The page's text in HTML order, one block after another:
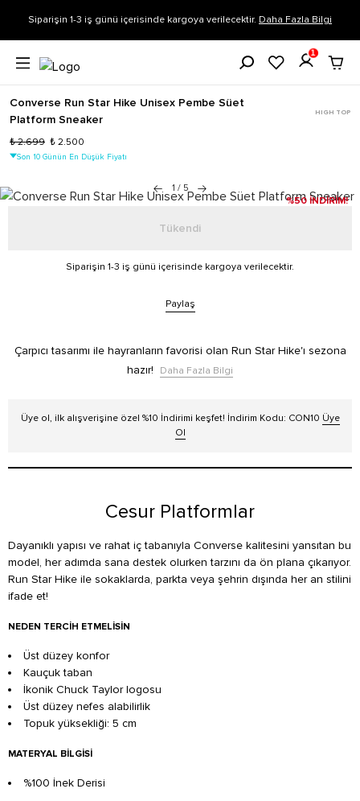
Siparişin 1-3 iş günü içerisinde kargoya verilecektir. Daha Fazla Bilgi
1
Converse Run Star Hike Unisex Pembe Süet
Platform Sneaker
HIGH TOP
₺ 2.699 ₺ 2.500
Son 10 Günün En Düşük Fiyatı
1 / 5
%50 İNDİRİM!
Tükendi
Siparişin 1-3 iş günü içerisinde kargoya verilecektir.
Paylaş
Çarpıcı tasarımı ile hayranların favorisi olan Run Star Hike'ı sezona
hazır!
Daha Fazla Bilgi
Üye ol, ilk alışverişine özel %10 İndirimi keşfet! İndirim Kodu: CON10 Üye
Ol
Cesur Platformlar
Dayanıklı yapısı ve rahat iç tabanıyla Converse kalitesini yansıtan bu
model, her adımda sana destek olurken tarzını da ön plana çıkarıyor.
Run Star Hike ile sokaklarda, parkta veya şehrin dışında her an stilini
ifade et!
NEDEN TERCIH ETMELISIN
Üst düzey konfor
Kauçuk taban
İkonik Chuck Taylor logosu
Üst düzey nefes alabilirlik
Topuk yüksekliği: 5 cm
MATERYAL BILGISI
%100 İnek Derisi